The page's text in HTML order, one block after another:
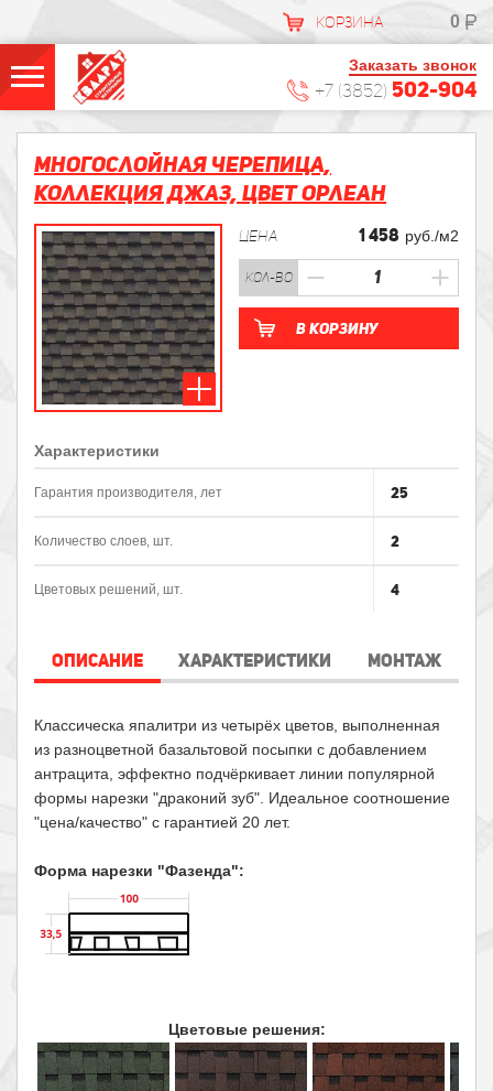
КОРЗИНА 0
Заказать звонок
+7 (3852) 502-904
Многослойная черепица,
Коллекция ДЖАЗ, Цвет Орлеан
ЦЕНА 1 458 руб./м2
кол-во
В корзину
Характеристики
Гарантия производителя, лет 25
Количество слоев, шт. 2
Цветовых решений, шт. 4
ОПИСАНИЕ ХАРАКТЕРИСТИКИ МОНТАЖ
Классическа япалитри из четырёх цветов, выполненная
из разноцветной базальтовой посыпки с добавлением
антрацита, эффектно подчёркивает линии популярной
формы нарезки "драконий зуб". Идеальное соотношение
"цена/качество" с гарантией 20 лет.
Форма нарезки "Фазенда":
Цветовые решения: